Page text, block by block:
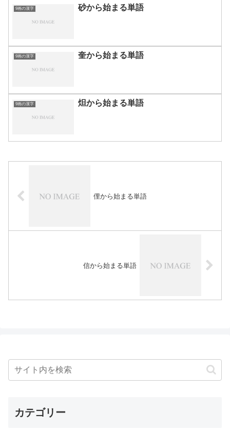
9画の漢字 砂から始まる単語
9画の漢字 奎から始まる単語
9画の漢字 炟から始まる単語
俚から始まる単語
信から始まる単語
カテゴリー